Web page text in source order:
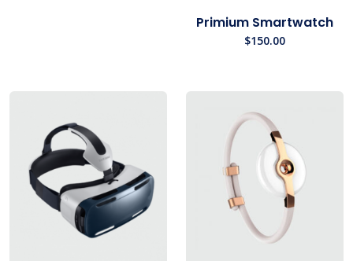
Primium Smartwatch
$150.00